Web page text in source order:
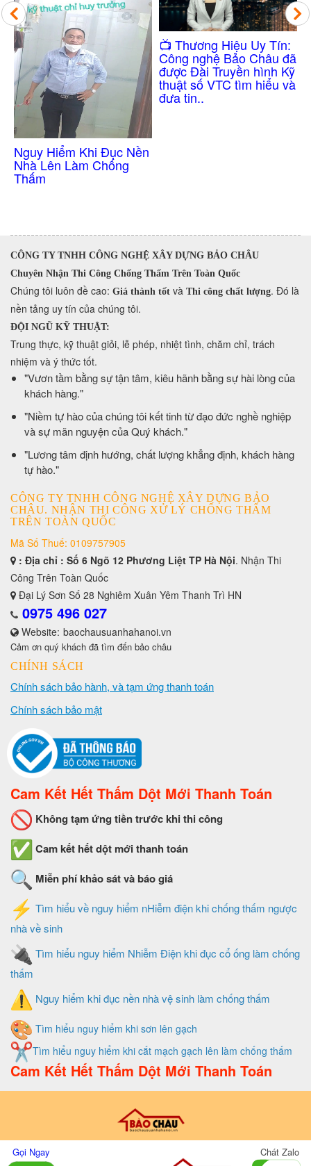
Khi Đục Nền
Làm Chống
​📺 Thương Hiệu Uy Tín:
Công nghệ Bảo Châu đã
được Đài Truyền hình Kỹ
thuật số VTC tìm hiểu và
đưa tin..
Công
Thấm Nhà
Không
CÔNG TY TNHH CÔNG NGHỆ XÂY DỰNG BẢO CHÂU
Chuyên Nhận Thi Công Chống Thấm Trên Toàn Quốc
​Chúng tôi luôn đề cao: Giá thành tốt và Thi công chất lượng. Đó là
nền tảng uy tín của chúng tôi.
ĐỘI NGŨ KỸ THUẬT:
Trung thực, kỹ thuật giỏi, lễ phép, nhiệt tình, chăm chỉ, trách
nhiệm và ý thức tốt.
​"Vươn tầm bằng sự tận tâm, kiêu hãnh bằng sự hài lòng của
khách hàng."
​"Niềm tự hào của chúng tôi kết tinh từ đạo đức nghề nghiệp
và sự mãn nguyện của Quý khách."
​"Lương tâm định hướng, chất lượng khẳng định, khách hàng
tự hào."
CÔNG TY TNHH CÔNG NGHỆ XÂY DỰNG BẢO
CHÂU. NHẬN THI CÔNG XỬ LÝ CHỐNG THẤM
TRÊN TOÀN QUỐC
Mã Số Thuế: 0109757905
: Địa chỉ : Số 6 Ngõ 12 Phương Liệt TP Hà Nội. Nhận Thi
Công Trên Toàn Quốc
Đại Lý Sơn Số 28 Nghiêm Xuân Yêm Thanh Trì HN
0975 496 027
Website: baochausuanhahanoi.vn
Cảm ơn quý khách đã tìm đến bảo châu
CHÍNH SÁCH
Chính sách bảo hành, và tạm ứng thanh toán
Chính sách bảo mật
Cam Kết Hết Thấm Dột Mới Thanh Toán
Không tạm ứng tiền trước khi thi công
Cam kết hết dột mới thanh toán
Miễn phí khảo sát và báo giá
Tìm hiểu về nguy hiểm nHiễm điện khi chống thấm ngược
nhà về sinh
Tìm hiểu nguy hiểm Nhiễm Điện khi đục cổ ống làm chống
thấm
Nguy hiểm khi đục nền nhà vệ sinh làm chống thấm
Tìm hiểu nguy hiểm khi sơn lên gạch
Tìm hiểu nguy hiểm khi cắt mạch gạch lên làm chống thấm
Cam Kết Hết Thấm Dột Mới Thanh Toán
Gọi Ngay Chát Zalo